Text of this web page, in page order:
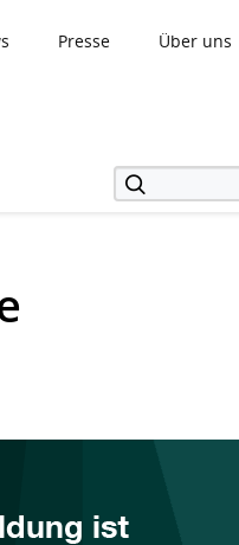
Presse Über uns